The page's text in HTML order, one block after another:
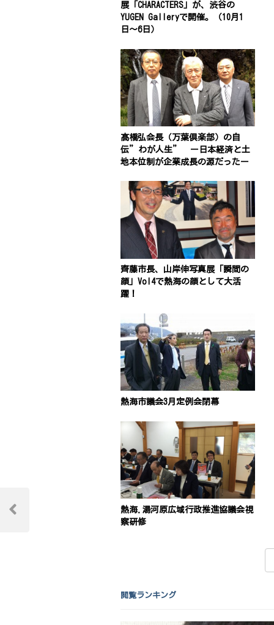
展「CHARACTERS」が、渋谷の
YUGEN Galleryで開催。（10月1
日〜6日）
髙橋弘会長（万葉倶楽部）の自
伝”わが人生” ー日本経済と土
地本位制が企業成長の源だったー
齊藤市長、山岸伸写真展「瞬間の
顔」Vol4で熱海の顔として大活
躍！
熱海市議会3月定例会閉幕
熱海.湯河原広域行政推進協議会視
察研修
稿
Previous
閲覧ランキング